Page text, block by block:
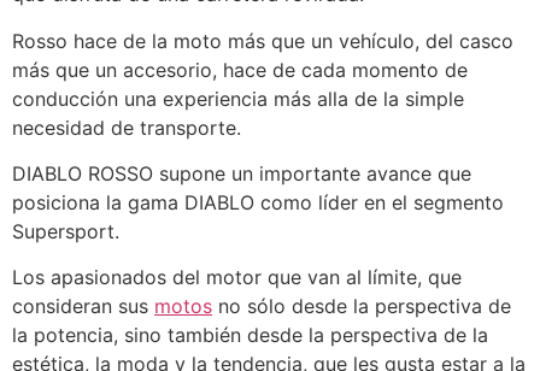
Rosso hace de la moto más que un vehículo, del casco
más que un accesorio, hace de cada momento de
conducción una experiencia más alla de la simple
necesidad de transporte.
DIABLO ROSSO supone un importante avance que
posiciona la gama DIABLO como líder en el segmento
Supersport.
Los apasionados del motor que van al límite, que
consideran sus motos no sólo desde la perspectiva de
la potencia, sino también desde la perspectiva de la
estética, la moda y la tendencia, que les gusta estar a la